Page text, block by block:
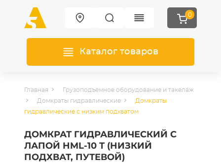
0
Каталог товаров
Главная
Грузоподъемное оборудование и такелаж
Домкраты гидравлические
Домкраты
гидравлические с низким подхватом
ДОМКРАТ ГИДРАВЛИЧЕСКИЙ С
ЛАПОЙ HML-10 Т (НИЗКИЙ
ПОДХВАТ, ПУТЕВОЙ)